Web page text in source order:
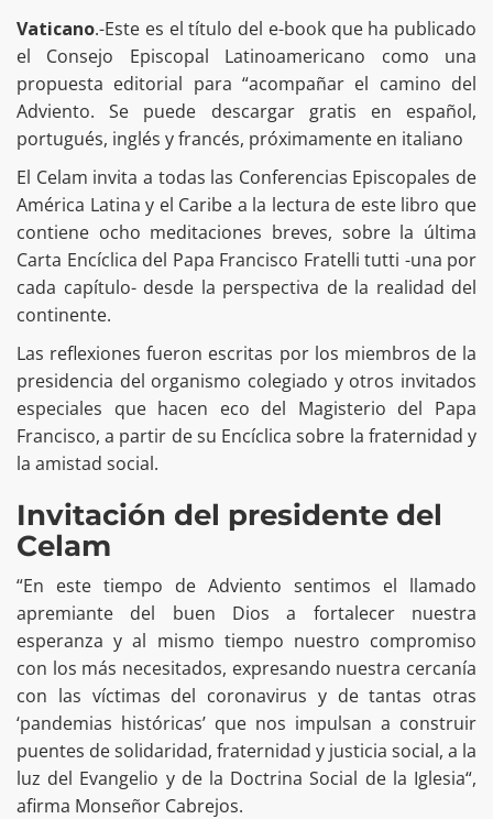
Vaticano.-Este es el título del e-book que ha publicado
el Consejo Episcopal Latinoamericano como una
propuesta editorial para “acompañar el camino del
Adviento. Se puede descargar gratis en español,
portugués, inglés y francés, próximamente en italiano
El Celam invita a todas las Conferencias Episcopales de
América Latina y el Caribe a la lectura de este libro que
contiene ocho meditaciones breves, sobre la última
Carta Encíclica del Papa Francisco Fratelli tutti -una por
cada capítulo- desde la perspectiva de la realidad del
continente.
Las reflexiones fueron escritas por los miembros de la
presidencia del organismo colegiado y otros invitados
especiales que hacen eco del Magisterio del Papa
Francisco, a partir de su Encíclica sobre la fraternidad y
la amistad social.
Invitación del presidente del
Celam
“En este tiempo de Adviento sentimos el llamado
apremiante del buen Dios a fortalecer nuestra
esperanza y al mismo tiempo nuestro compromiso
con los más necesitados, expresando nuestra cercanía
con las víctimas del coronavirus y de tantas otras
‘pandemias históricas’ que nos impulsan a construir
puentes de solidaridad, fraternidad y justicia social, a la
luz del Evangelio y de la Doctrina Social de la Iglesia“,
afirma Monseñor Cabrejos.